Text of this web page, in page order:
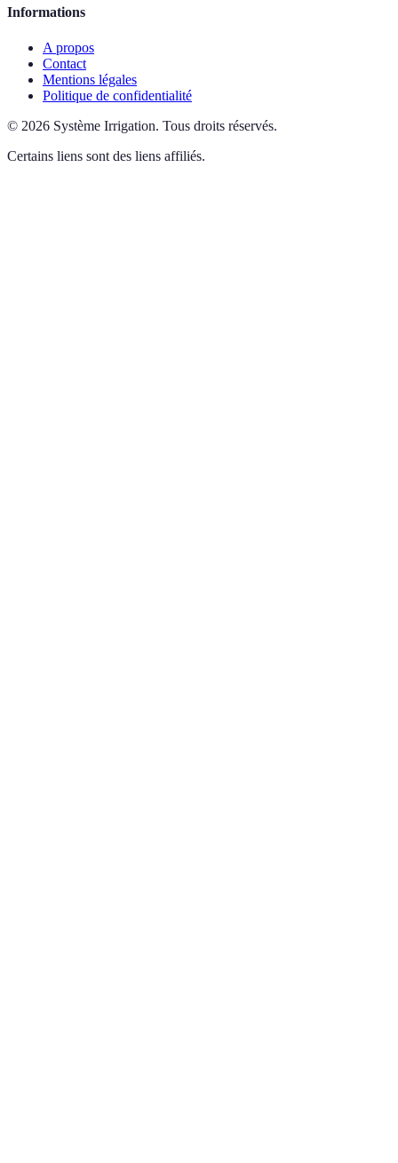
Informations
A propos
Contact
Mentions légales
Politique de confidentialité
© 2026 Système Irrigation. Tous droits réservés.
Certains liens sont des liens affiliés.